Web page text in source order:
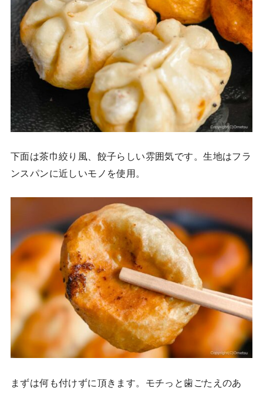
下面は茶巾絞り風、餃子らしい雰囲気です。生地はフラ
ンスパンに近しいモノを使用。
まずは何も付けずに頂きます。モチっと歯ごたえのあ